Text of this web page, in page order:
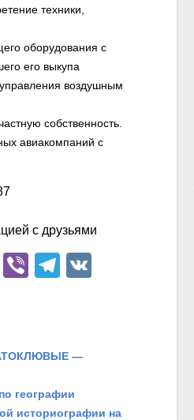
техники,
оборудования с
его выкупа
воздушным
собственность.
авиакомпаний с
с друзьями
WhatsApp
ViberTelegram
—
географии
историографии на